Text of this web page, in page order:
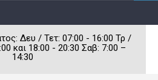
Δευ / Τετ: 07:00 - 16:00 Τρ /
και 18:00 - 20:30 Σαβ: 7:00 –
14:30